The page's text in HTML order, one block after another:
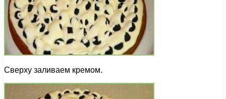
Сверху заливаем кремом.